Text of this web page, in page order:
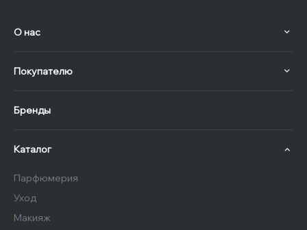
О нас
Покупателю
Бренды
Каталог
Парфюмерия
Уход
Макияж